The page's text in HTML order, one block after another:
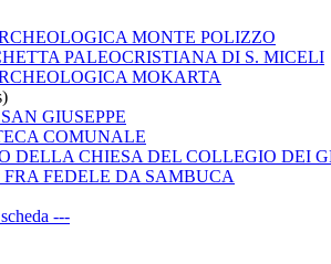
MONTE POLIZZO
PALEOCRISTIANA DI S. MICELI
MOKARTA
GIUSEPPE
COMUNALE
DELLA CHIESA DEL COLLEGIO DEI
FEDELE DA SAMBUCA
---